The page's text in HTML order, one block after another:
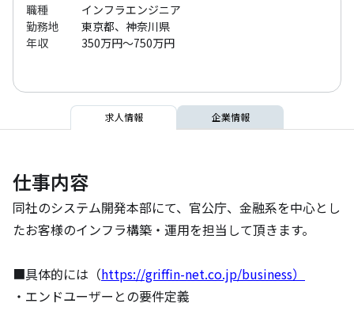
職種
インフラエンジニア
勤務地
東京都、神奈川県
年収
350万円～750万円
求人情報 企業情報
仕事内容
同社のシステム開発本部にて、官公庁、金融系を中心とし
たお客様のインフラ構築・運用を担当して頂きます。
■具体的には（https://griffin-net.co.jp/business）
・エンドユーザーとの要件定義